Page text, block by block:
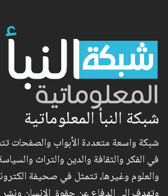
شبكة النبأ المعلوماتية
شبكة واسعة متعددة الأبواب والصفحات
في الفكر والثقافة والدين والتراث
والعلوم وغيرها، تتمثل في صحيفة